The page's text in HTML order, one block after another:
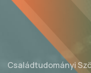
Családtudományi